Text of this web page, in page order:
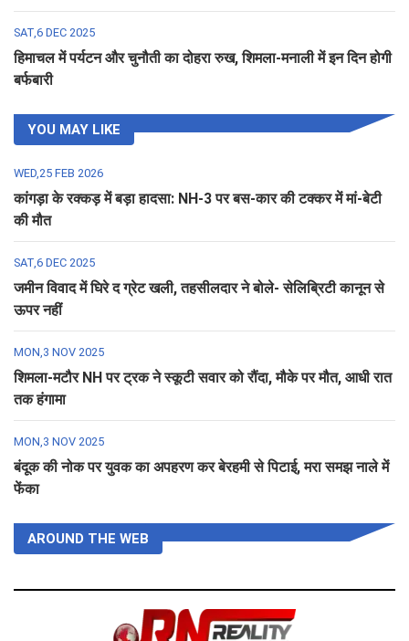
SAT,6 DEC 2025
हिमाचल में पर्यटन और चुनौती का दोहरा रुख, शिमला-मनाली में इन दिन होगी
बर्फबारी
YOU MAY LIKE
WED,25 FEB 2026
कांगड़ा के रक्कड़ में बड़ा हादसा: NH-3 पर बस-कार की टक्कर में मां-बेटी
की मौत
SAT,6 DEC 2025
जमीन विवाद में घिरे द ग्रेट खली, तहसीलदार ने बोले- सेलिब्रिटी कानून से
ऊपर नहीं
MON,3 NOV 2025
शिमला-मटौर NH पर ट्रक ने स्कूटी सवार को रौंदा, मौके पर मौत, आधी रात
तक हंगामा
MON,3 NOV 2025
बंदूक की नोक पर युवक का अपहरण कर बेरहमी से पिटाई, मरा समझ नाले में
फेंका
AROUND THE WEB